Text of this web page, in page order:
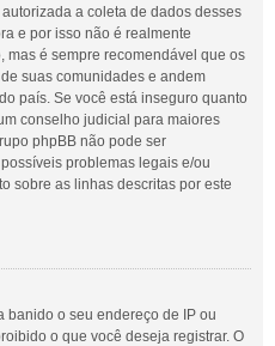
a coleta de dados desses
e por isso não é realmente
mas é sempre recomendável que os
suas comunidades e andem
país. Se você está inseguro quanto
conselho judicial para maiores
phpBB não pode ser
problemas legais e/ou
sobre as linhas descritas por este
banido o seu endereço de IP ou
o que você deseja registrar. O